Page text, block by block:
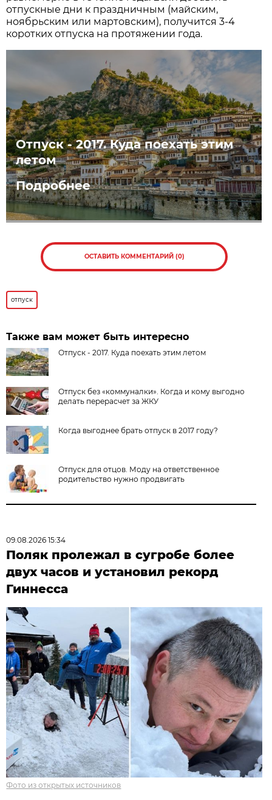
отпускные дни к праздничным (майским,
ноябрьским или мартовским), получится 3-4
коротких отпуска на протяжении года.
Отпуск - 2017. Куда поехать этим
летом
Подробнее
ОСТАВИТЬ КОММЕНТАРИЙ (0)
отпуск
Также вам может быть интересно
Отпуск - 2017. Куда поехать этим летом
Отпуск без «коммуналки». Когда и кому выгодно
делать перерасчет за ЖКУ
Когда выгоднее брать отпуск в 2017 году?
Отпуск для отцов. Моду на ответственное
родительство нужно продвигать
09.08.2026 15:34
Поляк пролежал в сугробе более
двух часов и установил рекорд
Гиннесса
Фото из открытых источников